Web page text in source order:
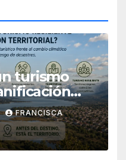
turismo
FRANCISCA